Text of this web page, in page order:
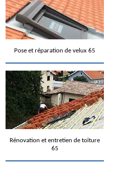
Pose et réparation de velux 65
Rénovation et entretien de toiture
65